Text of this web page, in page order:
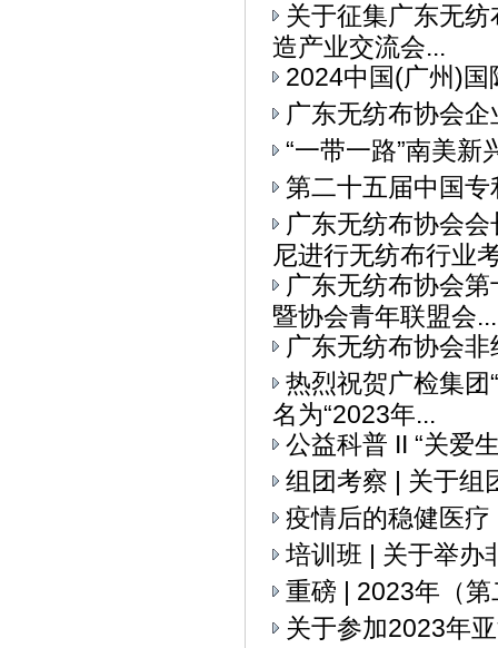
关于征集广东无
造产业交流会...
2024中国(广州)
广东无纺布协会
“一带一路”南美
第二十五届中国
广东无纺布协会
尼进行无纺布行业
广东无纺布协会
暨协会青年联盟会...
广东无纺布协会
热烈祝贺广检集团
名为“2023年...
公益科普 II “关爱
组团考察 | 关于组
疫情后的稳健医
培训班 | 关于举办
重磅 | 2023年（
关于参加2023年